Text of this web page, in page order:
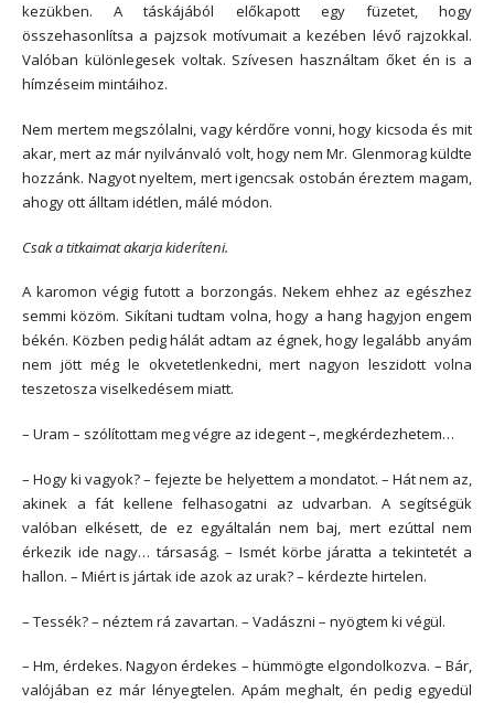
kezükben. A táskájából előkapott egy füzetet, hogy
összehasonlítsa a pajzsok motívumait a kezében lévő rajzokkal.
Valóban különlegesek voltak. Szívesen használtam őket én is a
hímzéseim mintáihoz.
Nem mertem megszólalni, vagy kérdőre vonni, hogy kicsoda és mit
akar, mert az már nyilvánvaló volt, hogy nem Mr. Glenmorag küldte
hozzánk. Nagyot nyeltem, mert igencsak ostobán éreztem magam,
ahogy ott álltam idétlen, málé módon.
Csak a titkaimat akarja kideríteni.
A karomon végig futott a borzongás. Nekem ehhez az egészhez
semmi közöm. Sikítani tudtam volna, hogy a hang hagyjon engem
békén. Közben pedig hálát adtam az égnek, hogy legalább anyám
nem jött még le okvetetlenkedni, mert nagyon leszidott volna
teszetosza viselkedésem miatt.
– Uram – szólítottam meg végre az idegent –, megkérdezhetem…
– Hogy ki vagyok? – fejezte be helyettem a mondatot. – Hát nem az,
akinek a fát kellene felhasogatni az udvarban. A segítségük
valóban elkésett, de ez egyáltalán nem baj, mert ezúttal nem
érkezik ide nagy… társaság. – Ismét körbe járatta a tekintetét a
hallon. – Miért is jártak ide azok az urak? – kérdezte hirtelen.
– Tessék? – néztem rá zavartan. – Vadászni – nyögtem ki végül.
– Hm, érdekes. Nagyon érdekes – hümmögte elgondolkozva. – Bár,
valójában ez már lényegtelen. Apám meghalt, én pedig egyedül